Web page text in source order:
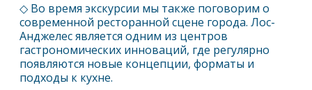
◇ Во время экскурсии мы также поговорим о
современной ресторанной сцене города.Лос-
Анджелесявляется одним из центров
гастрономических инноваций, где регулярно
появляются новые концепции, форматы и
подходы к кухне.